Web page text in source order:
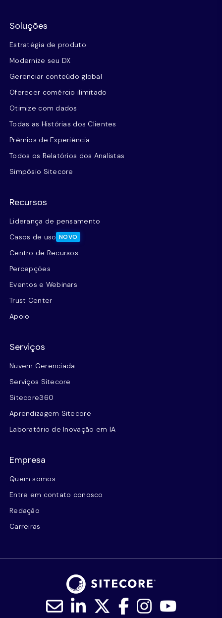
Soluções
Estratégia de produto
Modernize seu DX
Gerenciar conteúdo global
Oferecer comércio ilimitado
Otimize com dados
Todas as Histórias dos Clientes
Prêmios de Experiência
Todos os Relatórios dos Analistas
Simpósio Sitecore
Recursos
Liderança de pensamento
Casos de uso NOVO
Centro de Recursos
Percepções
Eventos e Webinars
Trust Center
Apoio
Serviços
Nuvem Gerenciada
Serviços Sitecore
Sitecore360
Aprendizagem Sitecore
Laboratório de Inovação em IA
Empresa
Quem somos
Entre em contato conosco
Redação
Carreiras